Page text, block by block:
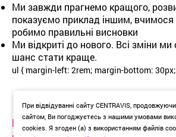
Ми завжди прагнемо кращого,
показуємо приклад іншим, вчимося
робимо правильні висновки
Ми відкриті до нового. Всі зміни
шанс стати краще.
ul { margin-left: 2rem; margin-bottom:
←
Порушення норм, законів та
При відвідуванні сайту CENTRAVIS,
сайтом, Ви погоджуєтесь з нашими умовами
cookies. Я згоден (а) з використанням файлів